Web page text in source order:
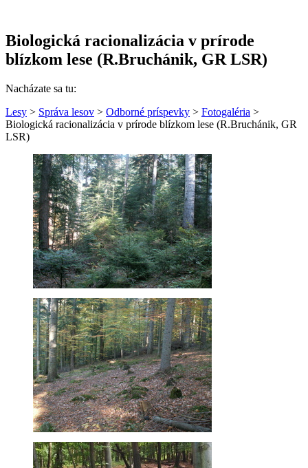
Biologická racionalizácia v prírode
blízkom lese (R.Bruchánik, GR LSR)
Nacházate sa tu:
Lesy > Správa lesov > Odborné príspevky > Fotogaléria >
Biologická racionalizácia v prírode blízkom lese (R.Bruchánik, GR
LSR)